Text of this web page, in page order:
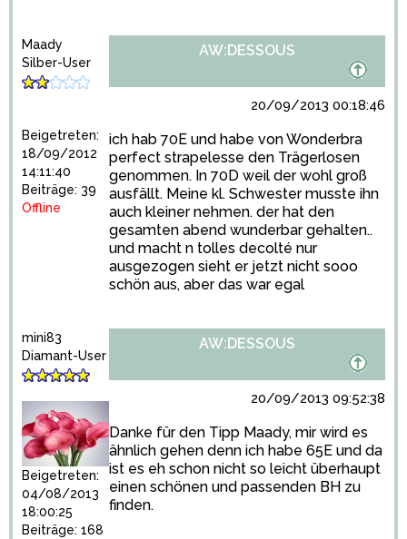
Maady
Silber-User
Beigetreten:
18/09/2012
14:11:40
Beiträge: 39
Offline
AW:DESSOUS
20/09/2013 00:18:46
ich hab 70E und habe von Wonderbra
perfect strapelesse den Trägerlosen
genommen. In 70D weil der wohl groß
ausfällt. Meine kl. Schwester musste ihn
auch kleiner nehmen. der hat den
gesamten abend wunderbar gehalten..
und macht n tolles decolté nur
ausgezogen sieht er jetzt nicht sooo
schön aus, aber das war egal
mini83
Diamant-User
Beigetreten:
04/08/2013
18:00:25
Beiträge: 168
AW:DESSOUS
20/09/2013 09:52:38
Danke für den Tipp Maady, mir wird es
ähnlich gehen denn ich habe 65E und da
ist es eh schon nicht so leicht überhaupt
einen schönen und passenden BH zu
finden.